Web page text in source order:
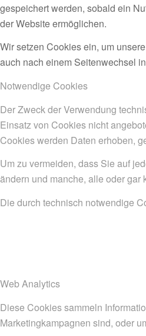
gespeichert werden, sobald ein
der Website ermöglichen.
Wir setzen Cookies ein, um
auch nach einem Seitenwechsel
Notwendige Cookies
Der Zweck der Verwendung
Einsatz von Cookies nicht
Cookies werden Daten erhoben,
Um zu vermeiden, dass Sie auf
ändern und manche, alle oder
Die durch technisch notwendige
Web Analytics
Diese Cookies sammeln
Marketingkampagnen sind, oder